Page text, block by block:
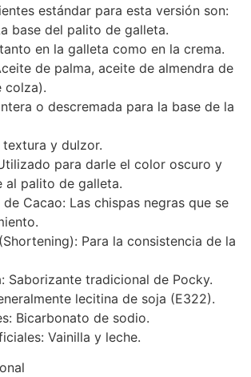
estándar para esta versión son:
base del palito de galleta.
en la galleta como en la crema.
de palma, aceite de almendra de
colza).
o descremada para la base de la
y dulzor.
para darle el color oscuro y
al palito de galleta.
Cacao: Las chispas negras que se
Para la consistencia de la
Saborizante tradicional de Pocky.
lecitina de soja (E322).
Bicarbonato de sodio.
Vainilla y leche.